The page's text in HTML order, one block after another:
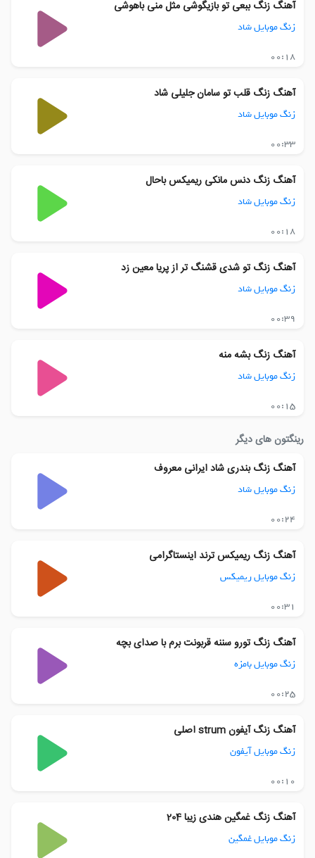
آهنگ زنگ ببعی تو بازیگوشی مثل منی باهوشی
زنگ موبایل شاد
00:18
آهنگ زنگ قلب تو سامان جلیلی شاد
زنگ موبایل شاد
00:33
آهنگ زنگ دنس مانکی ریمیکس باحال
زنگ موبایل شاد
00:18
آهنگ زنگ تو شدی قشنگ تر از پریا معین زد
زنگ موبایل شاد
00:39
آهنگ زنگ بشه منه
زنگ موبایل شاد
00:15
رینگتون های دیگر
آهنگ زنگ بندری شاد ایرانی معروف
زنگ موبایل شاد
00:24
آهنگ زنگ ریمیکس ترند اینستاگرامی
زنگ موبایل ریمیکس
00:31
آهنگ زنگ تورو سننه قربونت برم با صدای بچه
زنگ موبایل بامزه
00:25
آهنگ زنگ آیفون strum اصلی
زنگ موبایل آیفون
00:10
آهنگ زنگ غمگین هندی زیبا 204
زنگ موبایل غمگین